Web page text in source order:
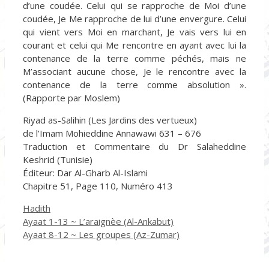
d’une coudée. Celui qui se rapproche de Moi d’une
coudée, Je Me rapproche de lui d’une envergure. Celui
qui vient vers Moi en marchant, Je vais vers lui en
courant et celui qui Me rencontre en ayant avec lui la
contenance de la terre comme péchés, mais ne
M’associant aucune chose, Je le rencontre avec la
contenance de la terre comme absolution ».
(Rapporte par Moslem)
Riyad as-Salihin (Les Jardins des vertueux)
de l’Imam Mohieddine Annawawi 631 – 676
Traduction et Commentaire du Dr Salaheddine
Keshrid (Tunisie)
Éditeur: Dar Al-Gharb Al-Islami
Chapitre 51, Page 110, Numéro 413
Catégories
Hadith
Ayaat 1-13 ~ L’araignèe (Al-Ankabut)
Ayaat 8-12 ~ Les groupes (Az-Zumar)